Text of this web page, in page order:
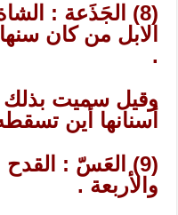
(8) الجَذَعة :
الابل من كان
.
وقيل سميت بذلك
أسنانها أين
(9) العَسّ : القدح
والأربعة .